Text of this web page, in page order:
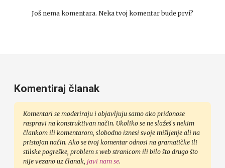
Još nema komentara. Neka tvoj komentar bude prvi?
Komentiraj članak
Komentari se moderiraju i objavljuju samo ako pridonose
raspravi na konstruktivan način. Ukoliko se ne slažeš s nekim
člankom ili komentarom, slobodno iznesi svoje mišljenje ali na
pristojan način. Ako se tvoj komentar odnosi na gramatičke ili
stilske pogreške, problem s web stranicom ili bilo što drugo što
nije vezano uz članak, javi nam se.